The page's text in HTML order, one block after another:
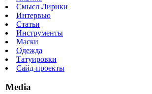
Смысл Лирики
Интервью
Статьи
Инструменты
Маски
Одежда
Татуировки
Сайд-проекты
Media